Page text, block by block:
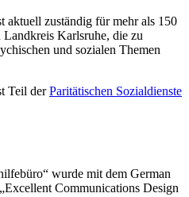
aktuell zuständig für mehr als 150
Karlsruhe, die zu
und sozialen Themen
Teil derParitätischen Sozialdienste
wurde mit dem German
Communications Design